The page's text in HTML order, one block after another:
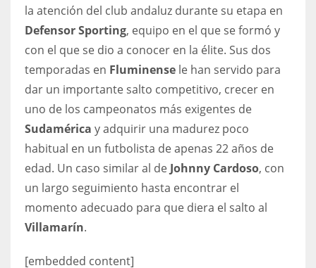
la atención del club andaluz durante su etapa en
Defensor Sporting, equipo en el que se formó y
con el que se dio a conocer en la élite. Sus dos
temporadas en Fluminense le han servido para
dar un importante salto competitivo, crecer en
uno de los campeonatos más exigentes de
Sudamérica y adquirir una madurez poco
habitual en un futbolista de apenas 22 años de
edad. Un caso similar al de Johnny Cardoso, con
un largo seguimiento hasta encontrar el
momento adecuado para que diera el salto al
Villamarín.
[embedded content]